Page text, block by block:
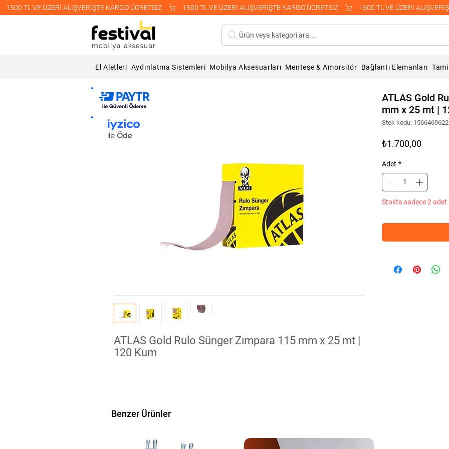
    1500 TL VE ÜZERİ ALIŞVERİŞTE KARGO ÜCRETSİZ
Ürün veya kategori ara...
El Aletleri Aydınlatma Sistemleri Mobilya Aksesuarları Menteşe & Amorsitör Bağlantı Elemanları
ATLAS Gold Rulo Sünger Zımpara 115 mm x 25 mt |
120 Kum
Atlas Rulo Sünger Zımparalar yumuşak arkası sayesinde çok daha kolay kullanım
ATLAS Gold
mm x 25 mt |
Stok kodu:
₺1.700,00Fiyat
Adet *
Stokta sadece 2 adet
Benzer Ürünler